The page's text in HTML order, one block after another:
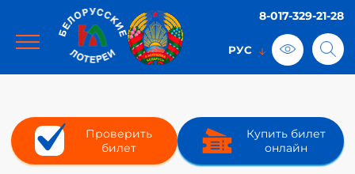
8-017-329-21-28
Проверить
билет
Купить билет
онлайн